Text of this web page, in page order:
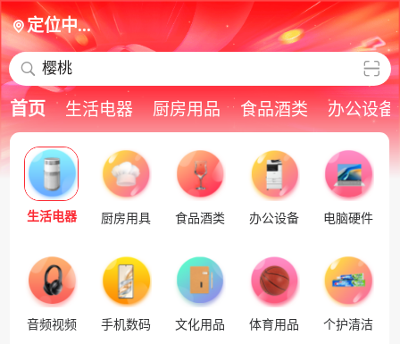
定位中...
樱桃
首页 生活电器 厨房用品 食品酒类 办公设备
生活电器 厨房用具 食品酒类 办公设备 电脑硬件
音频视频 手机数码 文化用品 体育用品 个护清洁